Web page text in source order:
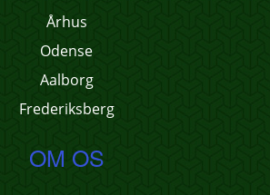
Århus
Odense
Aalborg
Frederiksberg
OM OS